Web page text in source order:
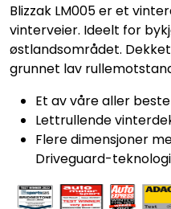
Blizzak LM005 er et
vinterveier. Ideelt for
østlandsområdet.
grunnet lav
Et av våre aller
Lettrullende
Flere dimensjoner
Driveguard-teknologi